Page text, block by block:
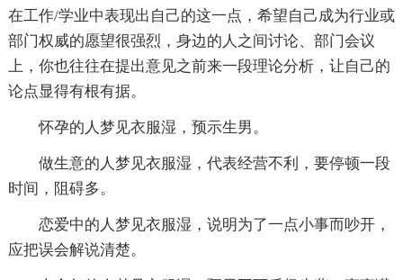
在工作/学业中表现出自己的这一点，希望自己成为行业或
部门权威的愿望很强烈，身边的人之间讨论、部门会议
上，你也往往在提出意见之前来一段理论分析，让自己的
论点显得有根有据。
怀孕的人梦见衣服湿，预示生男。
做生意的人梦见衣服湿，代表经营不利，要停顿一段
时间，阻碍多。
恋爱中的人梦见衣服湿，说明为了一点小事而吵开，
应把误会解说清楚。